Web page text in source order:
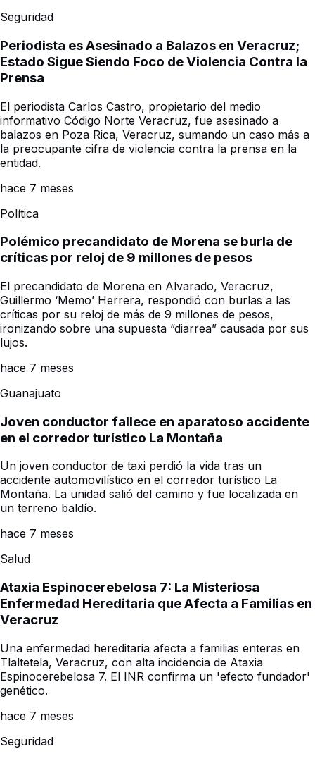
Seguridad
Periodista es Asesinado a Balazos en Veracruz;
Estado Sigue Siendo Foco de Violencia Contra la
Prensa
El periodista Carlos Castro, propietario del medio
informativo Código Norte Veracruz, fue asesinado a
balazos en Poza Rica, Veracruz, sumando un caso más a
la preocupante cifra de violencia contra la prensa en la
entidad.
hace 7 meses
Política
Polémico precandidato de Morena se burla de
críticas por reloj de 9 millones de pesos
El precandidato de Morena en Alvarado, Veracruz,
Guillermo ‘Memo’ Herrera, respondió con burlas a las
críticas por su reloj de más de 9 millones de pesos,
ironizando sobre una supuesta “diarrea” causada por sus
lujos.
hace 7 meses
Guanajuato
Joven conductor fallece en aparatoso accidente
en el corredor turístico La Montaña
Un joven conductor de taxi perdió la vida tras un
accidente automovilístico en el corredor turístico La
Montaña. La unidad salió del camino y fue localizada en
un terreno baldío.
hace 7 meses
Salud
Ataxia Espinocerebelosa 7: La Misteriosa
Enfermedad Hereditaria que Afecta a Familias en
Veracruz
Una enfermedad hereditaria afecta a familias enteras en
Tlaltetela, Veracruz, con alta incidencia de Ataxia
Espinocerebelosa 7. El INR confirma un 'efecto fundador'
genético.
hace 7 meses
Seguridad